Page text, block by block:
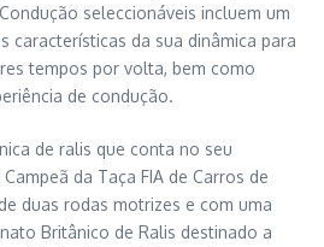
seleccionáveis incluem um
características da sua dinâmica para
tempos por volta, bem como
de condução.
de ralis que conta no seu
da Taça FIA de Carros de
duas rodas motrizes e com uma
Britânico de Ralis destinado a